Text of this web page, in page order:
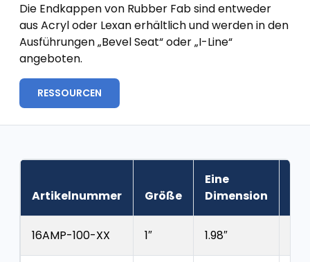
Die Endkappen von Rubber Fab sind entweder
aus Acryl oder Lexan erhältlich und werden in den
Ausführungen „Bevel Seat“ oder „I-Line“
angeboten.
RESSOURCEN
Artikelnummer Größe
Eine
Dimension
16AMP-100-XX 1″ 1.98″